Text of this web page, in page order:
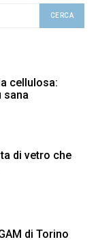
CERCA
cellulosa:
sana
di vetro che
di Torino